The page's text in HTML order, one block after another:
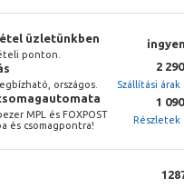
üzletünkben
ponton.
országos.
2
Szállítási árak
MPL és FOXPOST
és csomagpontra!
1
Részletek